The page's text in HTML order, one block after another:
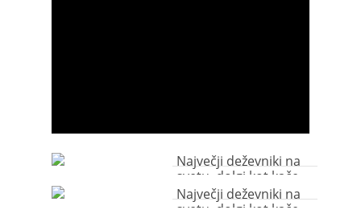
Največji deževniki na
svetu, dolgi kot kače
Največji deževniki na